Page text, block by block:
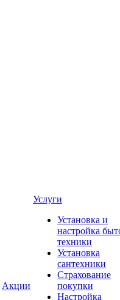
Акции
Услуги
Установка и
настройка
техники
Установка
сантехники
Страхование
покупки
Настройка